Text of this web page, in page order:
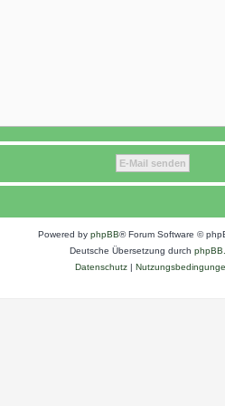
Powered by phpBB® Forum Software ©
Deutsche Übersetzung durch
Datenschutz|